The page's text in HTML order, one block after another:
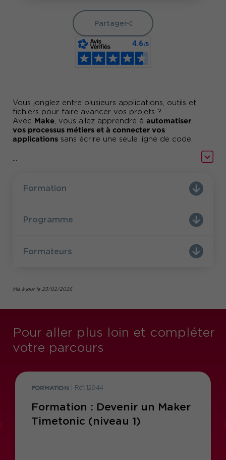
Vous jonglez entre plusieurs applications, outils et
fichiers pour faire avancer vos projets ?
Avec Make, vous allez apprendre à automatiser
vos processus métiers et à connecter vos
applications sans écrire une seule ligne de code.
puissants, capables de :
interagir avec des APIs,
À l’issue de la formation, vous serez capable de
concevoir, tester et maintenir vos propres
...
Partager
Formation
Programme
Formateurs
Mis à jour le 23/02/2026
Pour aller plus loin et compléter
votre parcours
FORMATION Réf. 12944
Formation : Devenir un Maker
Timetonic (niveau 1)